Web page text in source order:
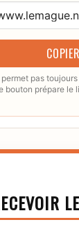
COPIER
pas
bouton prépare le